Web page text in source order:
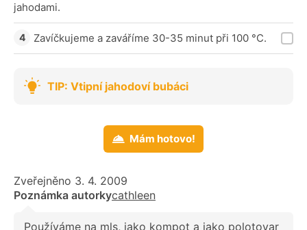
jahodami.
Zavíčkujeme a zaváříme 30-35 minut při 100 °C.
TIP: Vtipní jahodoví bubáci
Mám hotovo!
Zveřejněno 3. 4. 2009
Poznámka autorkycathleen
Používáme na mls, jako kompot a jako polotovar